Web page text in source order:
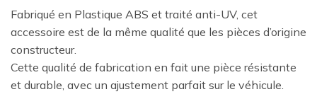
Fabriqué en Plastique ABS et traité anti-UV, cet
accessoire est de la même qualité que les pièces d’origine
constructeur.
Cette qualité de fabrication en fait une pièce résistante
et durable, avec un ajustement parfait sur le véhicule.